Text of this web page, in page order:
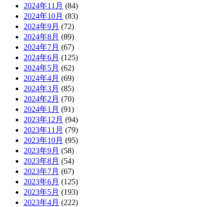
2024年11月 (84)
2024年10月 (83)
2024年9月 (72)
2024年8月 (89)
2024年7月 (67)
2024年6月 (125)
2024年5月 (62)
2024年4月 (69)
2024年3月 (85)
2024年2月 (70)
2024年1月 (91)
2023年12月 (94)
2023年11月 (79)
2023年10月 (95)
2023年9月 (58)
2023年8月 (54)
2023年7月 (67)
2023年6月 (125)
2023年5月 (193)
2023年4月 (222)